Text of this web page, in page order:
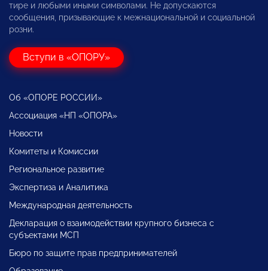
тире и любыми иными символами. Не допускаются
сообщения, призывающие к межнациональной и социальной
розни.
Вступи в «ОПОРУ»
Об «ОПОРЕ РОССИИ»
Ассоциация «НП «ОПОРА»
Новости
Комитеты и Комиссии
Региональное развитие
Экспертиза и Аналитика
Международная деятельность
Декларация о взаимодействии крупного бизнеса с
субъектами МСП
Бюро по защите прав предпринимателей